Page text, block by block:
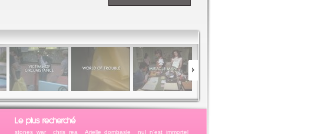
Le plus recherché
stones war chris rea Arielle dombasle nul n'est immortel